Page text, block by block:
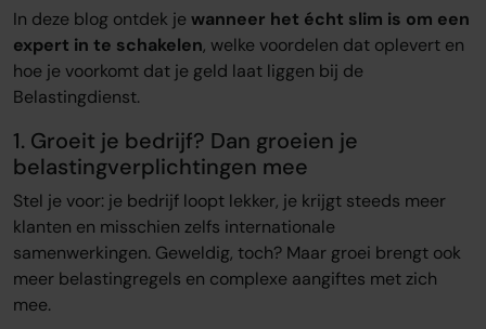
In deze blog ontdek je wanneer het écht slim is om een
expert in te schakelen, welke voordelen dat oplevert en
hoe je voorkomt dat je geld laat liggen bij de
Belastingdienst.
1. Groeit je bedrijf? Dan groeien je
belastingverplichtingen mee
Stel je voor: je bedrijf loopt lekker, je krijgt steeds meer
klanten en misschien zelfs internationale
samenwerkingen. Geweldig, toch? Maar groei brengt ook
meer belastingregels en complexe aangiftes met zich
mee.